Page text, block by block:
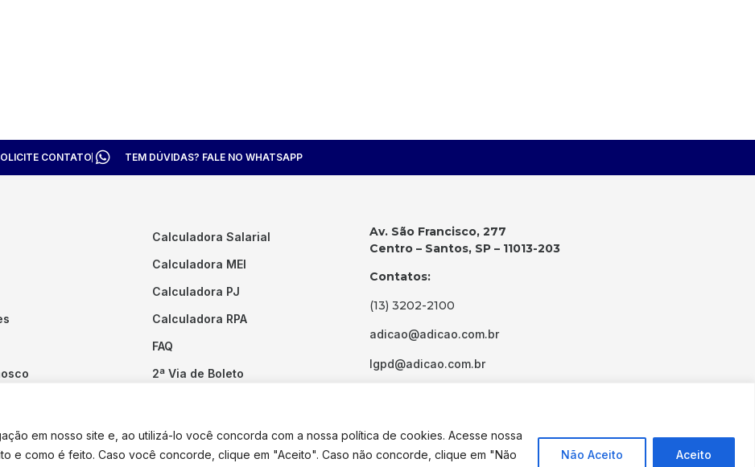
em nosso site e, ao utilizá-lo você concorda com a nossa política de cookies. Acesse nossa
e como é feito. Caso você concorde, clique em "Aceito". Caso não concorde, clique em "Não
Não Aceito Aceito
CONTATO TEM DÚVIDAS? FALE NO WHATSAPP
Calculadora Salarial
Calculadora MEI
Calculadora PJ
Calculadora RPA
FAQ
2ª Via de Boleto
Av. São Francisco, 277
Centro – Santos, SP – 11013-203
Contatos:
(13) 3202-2100
adicao@adicao.com.br
lgpd@adicao.com.br